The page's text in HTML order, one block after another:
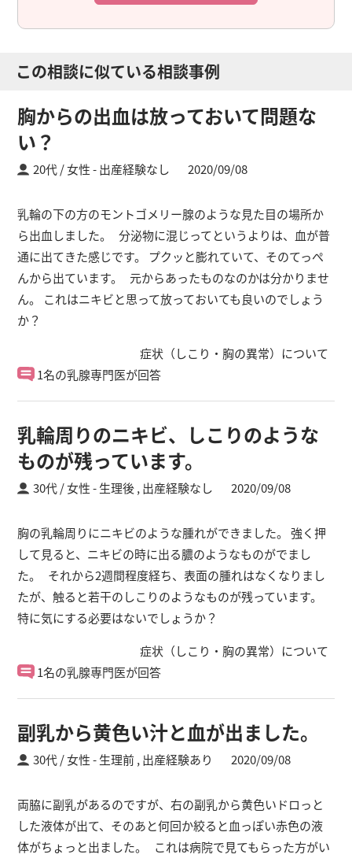
この相談に似ている相談事例
胸からの出血は放っておいて問題な
い？
20代 / 女性 出産経験なし 2020/09/08
乳輪の下の方のモントゴメリー腺のような見た目の場所か
ら出血しました。 分泌物に混じってというよりは、血が普
通に出てきた感じです。 プクッと膨れていて、そのてっぺ
んから出ています。 元からあったものなのかは分かりませ
ん。 これはニキビと思って放っておいても良いのでしょう
か？
症状（しこり・胸の異常）について
1名の乳腺専門医が回答
乳輪周りのニキビ、しこりのような
ものが残っています。
30代 / 女性 生理後 , 出産経験なし 2020/09/08
胸の乳輪周りにニキビのような腫れができました。 強く押
して見ると、ニキビの時に出る膿のようなものがでまし
た。 それから2週間程度経ち、表面の腫れはなくなりまし
たが、触ると若干のしこりのようなものが残っています。
特に気にする必要はないでしょうか？
症状（しこり・胸の異常）について
1名の乳腺専門医が回答
副乳から黄色い汁と血が出ました。
30代 / 女性 生理前 , 出産経験あり 2020/09/08
両脇に副乳があるのですが、右の副乳から黄色いドロっと
した液体が出て、そのあと何回か絞ると血っぽい赤色の液
体がちょっと出ました。 これは病院で見てもらった方がい